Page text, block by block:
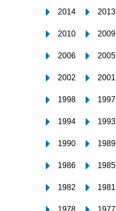
2014 2013
2010 2009
2006 2005
2002 2001
1998 1997
1994 1993
1990 1989
1986 1985
1982 1981
1978 1977